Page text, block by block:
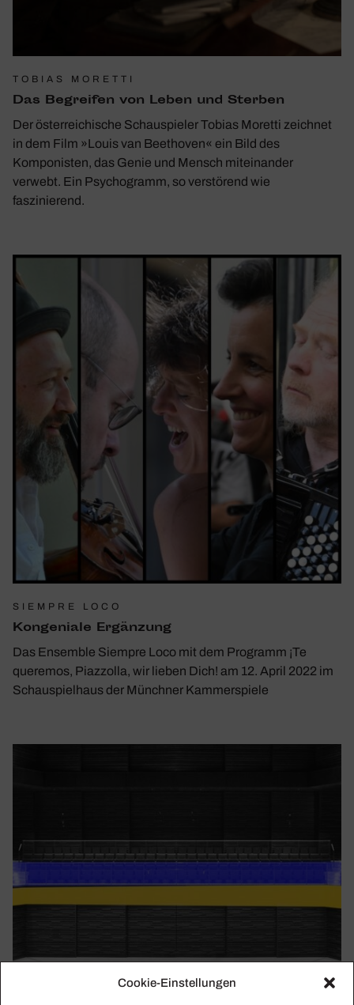
Cookie-Einstellungen
TOBIAS MORETTI
Das Begreifen von Leben und Sterben
Der österreichische Schauspieler Tobias Moretti zeichnet
in dem Film »Louis van Beethoven« ein Bild des
Komponisten, das Genie und Mensch miteinander
verwebt. Ein Psychogramm, so verstörend wie
faszinierend.
SIEMPRE LOCO
Konge­niale Ergän­zung
Das Ensemble Siempre Loco mit dem Programm ¡Te
queremos, Piazzolla, wir lieben Dich! am 12. April 2022 im
Schauspielhaus der Münchner Kammerspiele